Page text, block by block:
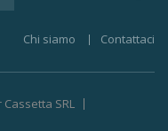
Chi siamo Contattaci
SRL